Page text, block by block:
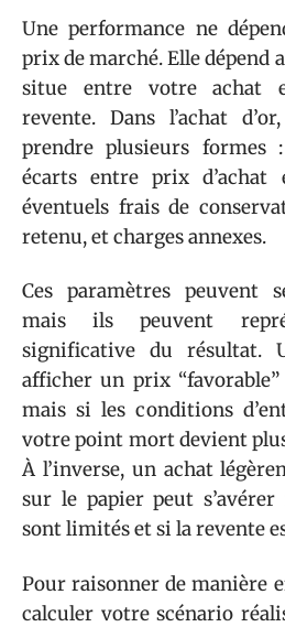
Une performance ne
prix de marché. Elle dépend
situe entre votre achat
revente. Dans l’achat
prendre plusieurs formes
écarts entre prix
éventuels frais de
retenu, et charges annexes.
Ces paramètres peuvent
mais ils peuvent
significative du résultat.
afficher un prix
mais si les conditions
votre point mort devient
À l’inverse, un achat
sur le papier peut
sont limités et si la revente
Pour raisonner de manière
calculer votre scénario